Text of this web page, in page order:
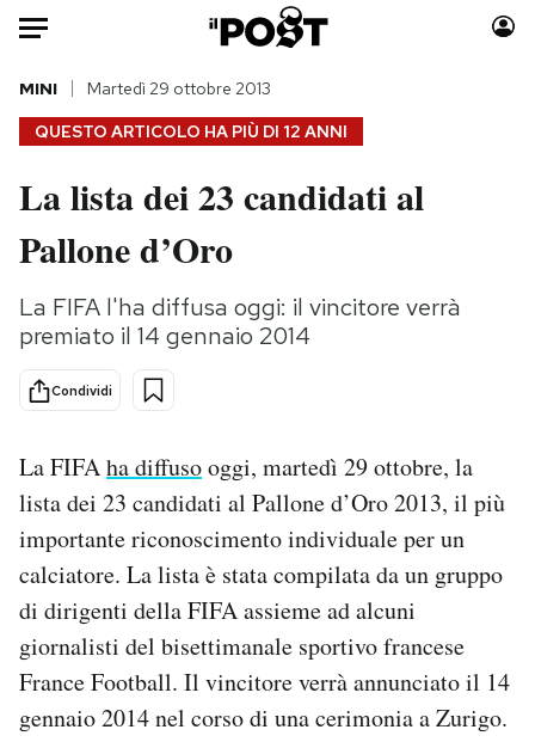
HOME
Italia
Politica
Tecnologia
Internet
Scienza
Cultura
Sport
Moda
Storie/Idee
Ok Boomer!
Mondiali calcio 2026
PODCAST
NEWSLETTER
QUESTO ARTICOLO HA PIÙ DI 12 ANNI
MINI Martedì 29 ottobre 2013
La lista dei 23 candidati al
Pallone d’Oro
La FIFA l'ha diffusa oggi: il vincitore verrà
premiato il 14 gennaio 2014
Condividi
La FIFAha diffusooggi, martedì 29 ottobre, la
lista dei 23 candidati al Pallone d’Oro 2013, il più
importante riconoscimento individuale per un
calciatore. La lista è stata compilata da un gruppo
di dirigenti della FIFA assieme ad alcuni
giornalisti del bisettimanale sportivo francese
France Football. Il vincitore verrà annunciato il 14
gennaio 2014 nel corso di una cerimonia a Zurigo.